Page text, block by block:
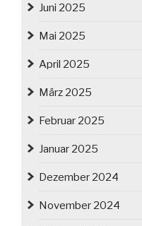
Juni 2025
Mai 2025
April 2025
März 2025
Februar 2025
Januar 2025
Dezember 2024
November 2024